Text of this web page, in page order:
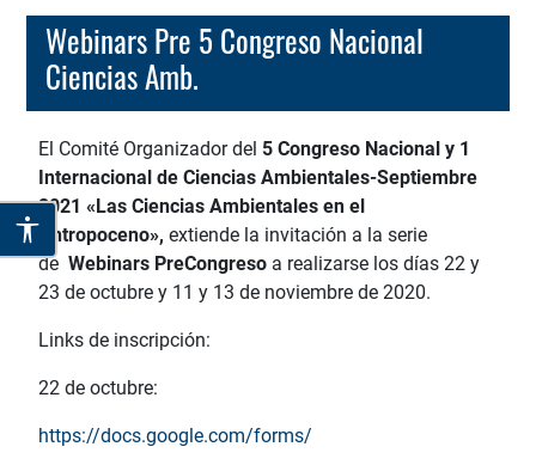
Webinars Pre 5 Congreso Nacional
Ciencias Amb.
El Comité Organizador del 5 Congreso Nacional y 1
Internacional de Ciencias Ambientales-Septiembre
2021 «Las Ciencias Ambientales en el
Antropoceno», extiende la invitación a la serie
de Webinars PreCongreso a realizarse los días 22 y
23 de octubre y 11 y 13 de noviembre de 2020.
Links de inscripción:
22 de octubre:
https://docs.google.com/forms/